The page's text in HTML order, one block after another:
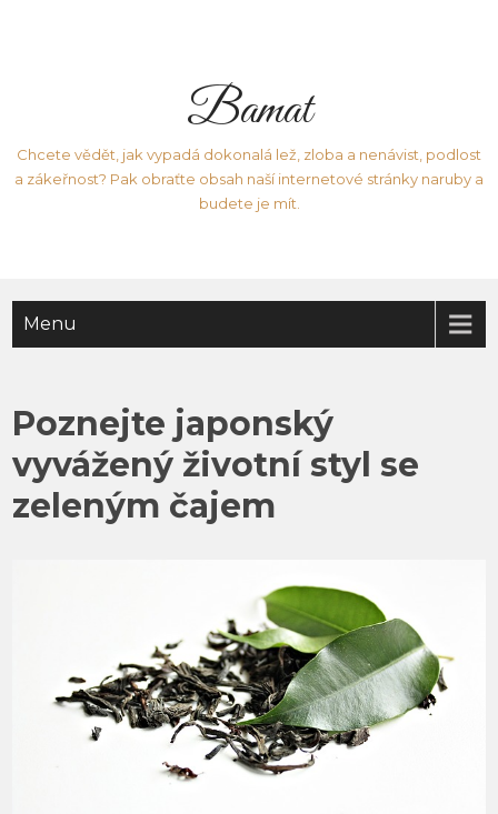
Bamat
Chcete vědět, jak vypadá dokonalá lež, zloba a nenávist, podlost
a zákeřnost? Pak obraťte obsah naší internetové stránky naruby a
budete je mít.
Menu
Poznejte japonský
vyvážený životní styl se
zeleným čajem